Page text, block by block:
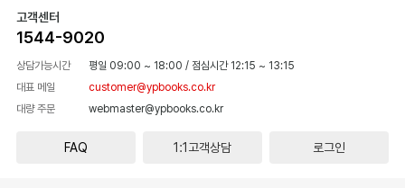
고객센터
1544-9020
상담가능시간 평일 09:00 ~ 18:00 / 점심시간 12:15 ~ 13:15
대표 메일
customer@ypbooks.co.kr
대량 주문
webmaster@ypbooks.co.kr
FAQ 1:1고객상담 로그인